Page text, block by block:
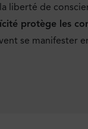
liberté de
protège les
se manifester